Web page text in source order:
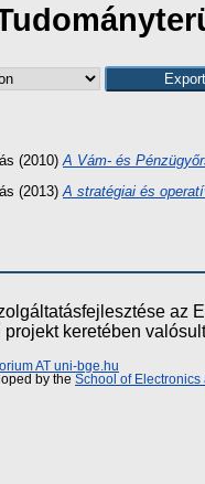
(2010) A Vám- és
(2013) A stratégiai és
az
keretében
AT uni-bge.hu
by the School of Electronics